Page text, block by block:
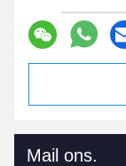
Mail ons.